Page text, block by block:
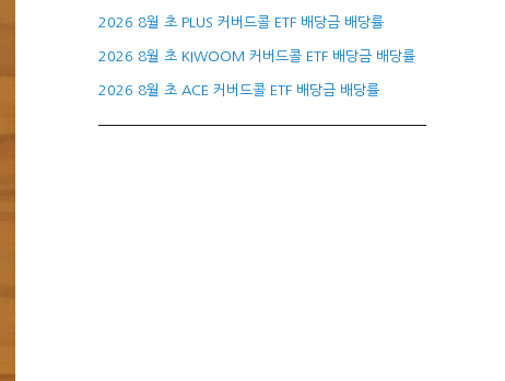
2026 8월 초 PLUS 커버드콜 ETF 배당금 배당률
2026 8월 초 KIWOOM 커버드콜 ETF 배당금 배당률
2026 8월 초 ACE 커버드콜 ETF 배당금 배당률